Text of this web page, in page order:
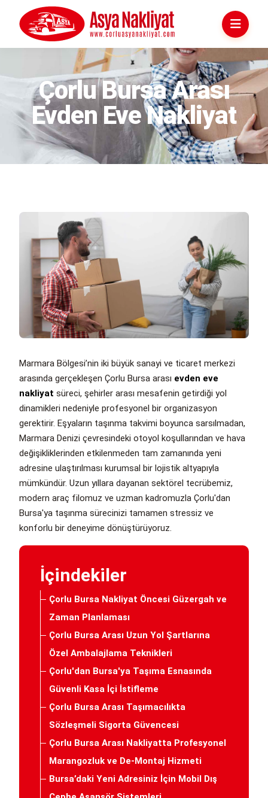
Çorlu Evden Eve Nakliyat
Çorlu Bursa Arası
Evden Eve Nakliyat
Marmara Bölgesi’nin iki büyük sanayi ve ticaret merkezi
arasında gerçekleşen Çorlu Bursa arası evden eve
nakliyat süreci, şehirler arası mesafenin getirdiği yol
dinamikleri nedeniyle profesyonel bir organizasyon
gerektirir. Eşyaların taşınma takvimi boyunca sarsılmadan,
Marmara Denizi çevresindeki otoyol koşullarından ve hava
değişikliklerinden etkilenmeden tam zamanında yeni
adresine ulaştırılması kurumsal bir lojistik altyapıyla
mümkündür. Uzun yıllara dayanan sektörel tecrübemiz,
modern araç filomuz ve uzman kadromuzla Çorlu'dan
Bursa'ya taşınma sürecinizi tamamen stressiz ve
konforlu bir deneyime dönüştürüyoruz.
İçindekiler
Çorlu Bursa Nakliyat Öncesi Güzergah ve
Zaman Planlaması
Çorlu Bursa Arası Uzun Yol Şartlarına
Özel Ambalajlama Teknikleri
Çorlu'dan Bursa'ya Taşıma Esnasında
Güvenli Kasa İçi İstifleme
Çorlu Bursa Arası Taşımacılıkta
Sözleşmeli Sigorta Güvencesi
Çorlu Bursa Arası Nakliyatta Profesyonel
Marangozluk ve De-Montaj Hizmeti
Bursa’daki Yeni Adresiniz İçin Mobil Dış